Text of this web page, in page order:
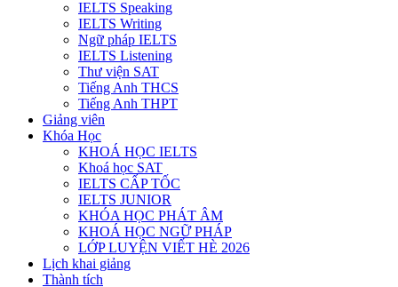
IELTS Speaking
IELTS Writing
Ngữ pháp IELTS
IELTS Listening
Thư viện SAT
Tiếng Anh THCS
Tiếng Anh THPT
Giảng viên
Khóa Học
KHOÁ HỌC IELTS
Khoá học SAT
IELTS CẤP TỐC
IELTS JUNIOR
KHÓA HỌC PHÁT ÂM
KHOÁ HỌC NGỮ PHÁP
LỚP LUYỆN VIẾT HÈ 2026
Lịch khai giảng
Thành tích